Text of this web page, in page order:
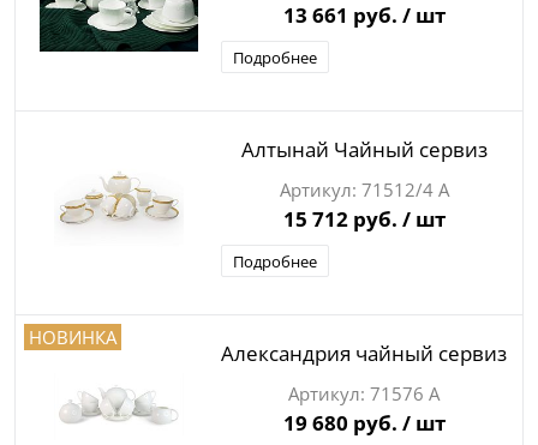
13 661 руб. / шт
Подробнее
Алтынай Чайный сервиз
71512/4 А
15 712 руб. / шт
Подробнее
НОВИНКА
Александрия чайный сервиз
71576 А
19 680 руб. / шт